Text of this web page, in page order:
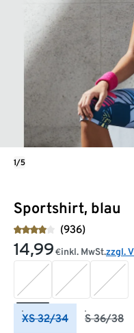
Sportshirt, blau
(936)
14,99 €inkl. MwSt.zzgl.
XS 32/34 S 36/38
1/5